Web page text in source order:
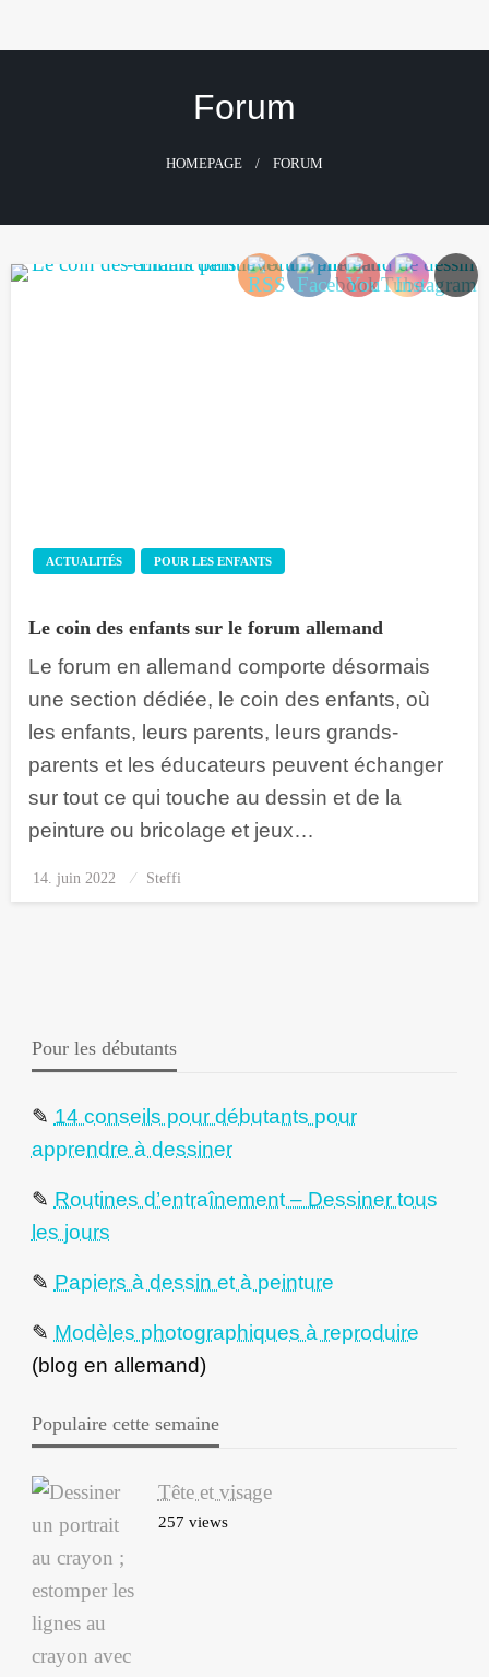
content
Forum
HOMEPAGE FORUM
ACTUALITÉS POUR LES ENFANTS
Le coin des enfants sur le forum allemand
Le forum en allemand comporte désormais
une section dédiée, le coin des enfants, où
les enfants, leurs parents, leurs grands-
parents et les éducateurs peuvent échanger
sur tout ce qui touche au dessin et de la
peinture ou bricolage et jeux…
Posted
on
14. juin 2022 Steffi
Pour les débutants
✎ 14 conseils pour débutants pour
apprendre à dessiner
✎ Routines d’entraînement – Dessiner tous
les jours
✎ Papiers à dessin et à peinture
✎ Modèles photographiques à reproduire
(blog en allemand)
Populaire cette semaine
Tête et visage
257 views